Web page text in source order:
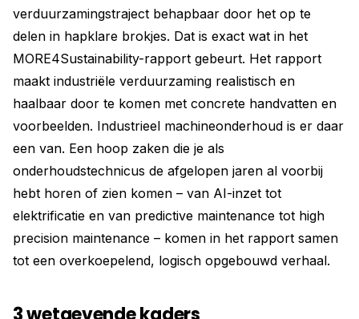
verduurzamingstraject behapbaar door het op te
delen in hapklare brokjes. Dat is exact wat in het
MORE4Sustainability-rapport gebeurt. Het rapport
maakt industriële verduurzaming realistisch en
haalbaar door te komen met concrete handvatten en
voorbeelden. Industrieel machineonderhoud is er daar
een van. Een hoop zaken die je als
onderhoudstechnicus de afgelopen jaren al voorbij
hebt horen of zien komen – van AI-inzet tot
elektrificatie en van predictive maintenance tot high
precision maintenance – komen in het rapport samen
tot een overkoepelend, logisch opgebouwd verhaal.